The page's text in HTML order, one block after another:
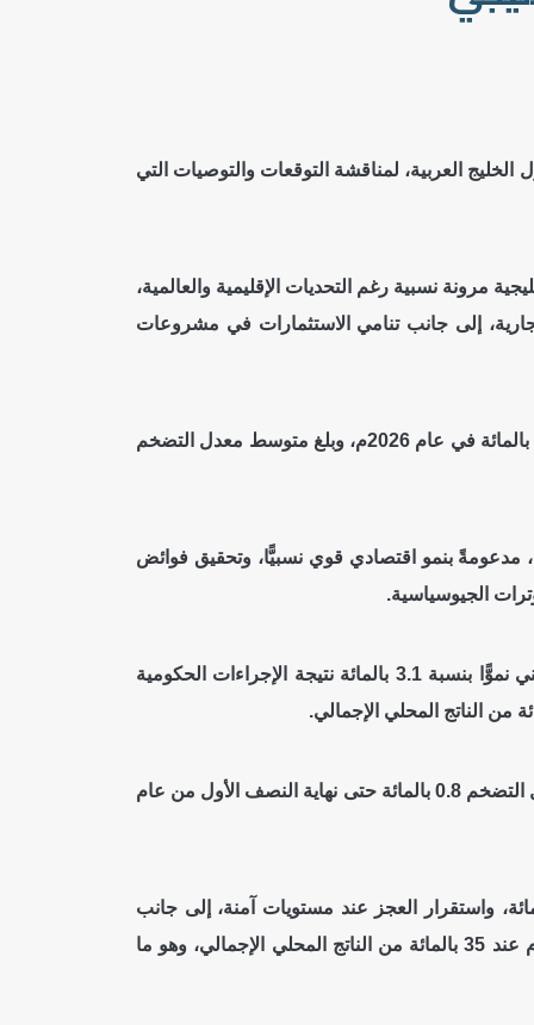
العربية، لمناقشة التوقعات والتوصيات التي
مرونة نسبية رغم التحديات الإقليمية والعالمية،
إلى جانب تنامي الاستثمارات في مشروعات
وأشار التقرير إلى تحسن وتيرة النمو الاقتصادي الخليجي إذ بلغ نحو 3.2 بالمائة في عام 2025م ومن المتوقع أن يبلغ نحو 4.5 بالمائة في عام 2026م، وبلغ متوسط معدل التضخم
مدعومةً بنمو اقتصادي قوي نسبيًّا، وتحقيق فوائض
الجيوسياسية.
وأشار التقرير إلى تحقيق سلطنة عُمان نتائج مالية واقتصادية إيجابية وملموسة خلال عام 2025م، إذ سجل الاقتصاد الوطني نموًّا بنسبة 3.1 بالمائة نتيجة الإجراءات الحكومية
كما حققت سلطنة عُمان فائضًا في الحساب الجاري بدعم من نمو الصادرات غير النفطية وصادرات الخدمات، فيما بلغ معدل التضخم 0.8 بالمائة حتى نهاية النصف الأول من عام
استمرار هذا الأداء الإيجابي للاقتصاد الوطني خلال عام 2026م، مع تسجيل نمو اقتصادي يُقدّر بنحو 2.4 بالمائة، واستقرار العجز عند مستويات آمنة، إلى جانب
تحقيق فائض في الحساب الجاري مدعومًا بارتفاع أسعار النفط ونمو الصادرات غير النفطية، فضلًا عن استقرار الدين العام عند 35 بالمائة من الناتج المحلي الإجمالي، وهو ما